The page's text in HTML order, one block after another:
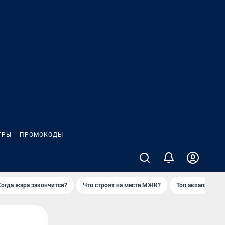
ПРОМОКОДЫ
жара закончится? Что строят на месте МЖК? Топ аквапарков